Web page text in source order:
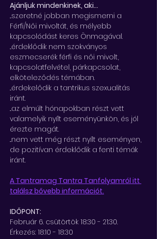
Ajánljuk mindenkinek, aki...
...szeretné jobban megismerni a
Férfi/Női mivoltát, és mélyebb
kapcsolódást keres Önmagával.
...érdeklődik nem szokványos
eszmecserék férfi és női mivolt,
kapcsolatfelvétel, párkapcsolat,
elköteleződés témában.
...érdekelődik a tantrikus szexualitás
iránt.
...az elmúlt hónapokban részt vett
valamelyik nyílt eseményünkön, és jól
érezte magát.
...nem vett még részt nyílt eseményen,
de pozitívan érdeklődik a fenti témák
iránt.
A Tantramag Tantra Tanfolyamról itt
találsz bővebb információt.
IDŐPONT:
Február 6. csütörtök 18:30 - 21:30.
Érkezés: 18:10 - 18:30